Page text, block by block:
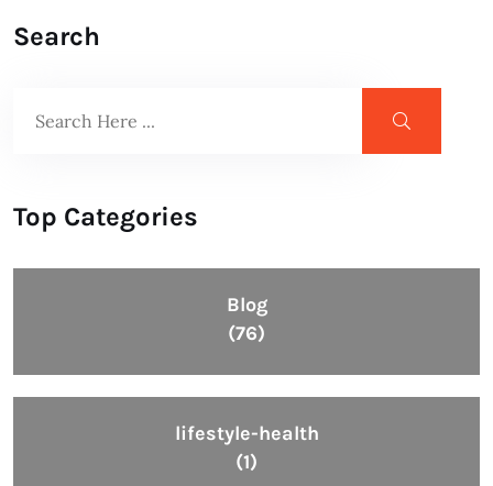
Search
Top Categories
Blog
(76)
lifestyle-health
(1)